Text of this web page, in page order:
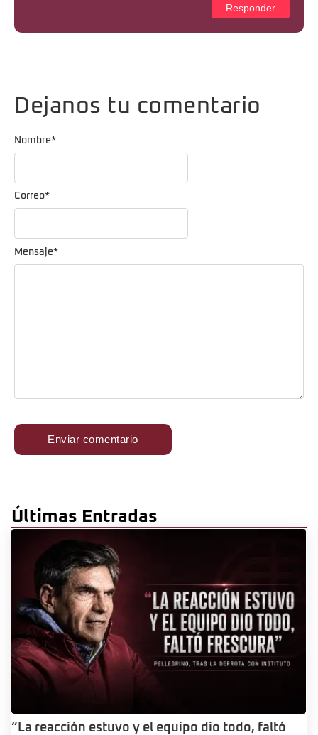
Responder
Dejanos tu comentario
Mensaje*
Nombre*
Correo*
Últimas Entradas
“La reacción estuvo y el equipo dio todo, faltó